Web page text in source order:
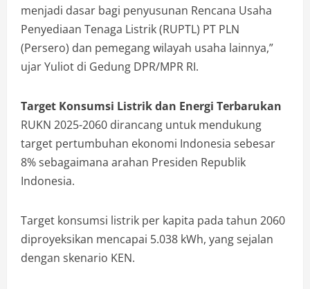
menjadi dasar bagi penyusunan Rencana Usaha
Penyediaan Tenaga Listrik (RUPTL) PT PLN
(Persero) dan pemegang wilayah usaha lainnya,”
ujar Yuliot di Gedung DPR/MPR RI.
Target Konsumsi Listrik dan Energi Terbarukan
RUKN 2025-2060 dirancang untuk mendukung
target pertumbuhan ekonomi Indonesia sebesar
8% sebagaimana arahan Presiden Republik
Indonesia.
Target konsumsi listrik per kapita pada tahun 2060
diproyeksikan mencapai 5.038 kWh, yang sejalan
dengan skenario KEN.